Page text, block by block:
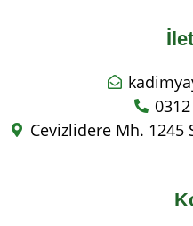
Cevizlidere Mh. 1245